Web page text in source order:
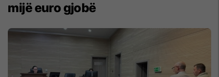
mijë euro gjobë